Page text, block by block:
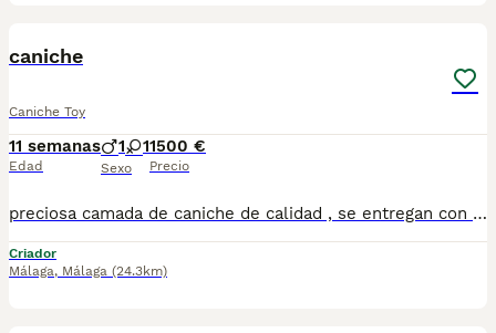
caniche
Caniche Toy
11 semanas
Edad
1 1
Sexo
1500 €
Precio
preciosa camada de caniche de calidad , se entregan con minimo de dos meses y medio de edad y sus vacunas correspondientes, desparasitados interna y externamente, pasaporte y microchip, contrato de garantia de salud.cada cachorro es unico y tiene su precio,escribame por whatsapp y le mando videos, preferiblemente recogida en mano pero también podemos entregar en toda España mediante transporte de alta calidad preparado para animales y con chofer particular con posibilidad de pago contra reembolso Llámanos o háblanos por whats app, Teléfono 607398235
Criador
Málaga, Málaga (24.3km)